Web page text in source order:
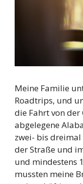
Meine Familie
Roadtrips, und
die Fahrt von
abgelegene
zwei- bis
der Straße und
und mindestens
mussten meine